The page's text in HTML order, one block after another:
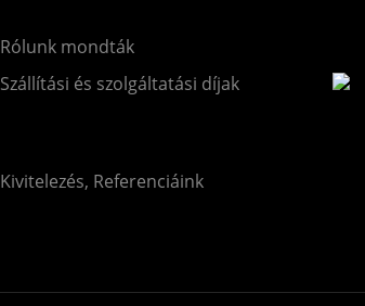
Rólunk mondták
Szállítási és szolgáltatási díjak
Kivitelezés, Referenciáink